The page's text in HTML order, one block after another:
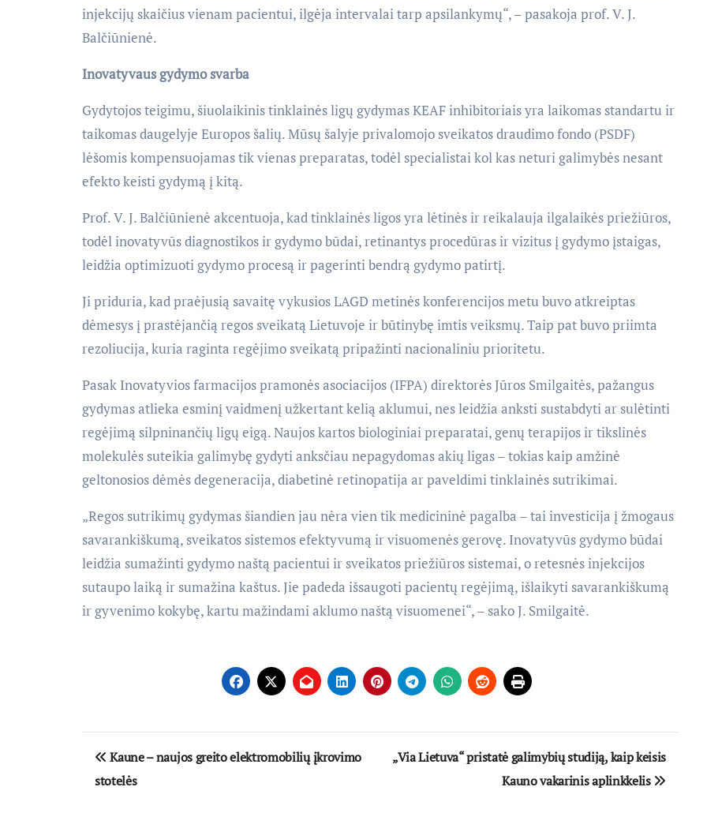
injekcijų skaičius vienam pacientui, ilgėja intervalai tarp apsilankymų“, – pasakoja prof. V. J.
Balčiūnienė.
Inovatyvaus gydymo svarba
Gydytojos teigimu, šiuolaikinis tinklainės ligų gydymas KEAF inhibitoriais yra laikomas standartu ir
taikomas daugelyje Europos šalių. Mūsų šalyje privalomojo sveikatos draudimo fondo (PSDF)
lėšomis kompensuojamas tik vienas preparatas, todėl specialistai kol kas neturi galimybės nesant
efekto keisti gydymą į kitą.
Prof. V. J. Balčiūnienė akcentuoja, kad tinklainės ligos yra lėtinės ir reikalauja ilgalaikės priežiūros,
todėl inovatyvūs diagnostikos ir gydymo būdai, retinantys procedūras ir vizitus į gydymo įstaigas,
leidžia optimizuoti gydymo procesą ir pagerinti bendrą gydymo patirtį.
Ji priduria, kad praėjusią savaitę vykusios LAGD metinės konferencijos metu buvo atkreiptas
dėmesys į prastėjančią regos sveikatą Lietuvoje ir būtinybę imtis veiksmų. Taip pat buvo priimta
rezoliucija, kuria raginta regėjimo sveikatą pripažinti nacionaliniu prioritetu.
Pasak Inovatyvios farmacijos pramonės asociacijos (IFPA) direktorės Jūros Smilgaitės, pažangus
gydymas atlieka esminį vaidmenį užkertant kelią aklumui, nes leidžia anksti sustabdyti ar sulėtinti
regėjimą silpninančių ligų eigą. Naujos kartos biologiniai preparatai, genų terapijos ir tikslinės
molekulės suteikia galimybę gydyti anksčiau nepagydomas akių ligas – tokias kaip amžinė
geltonosios dėmės degeneracija, diabetinė retinopatija ar paveldimi tinklainės sutrikimai.
„Regos sutrikimų gydymas šiandien jau nėra vien tik medicininė pagalba – tai investicija į žmogaus
savarankiškumą, sveikatos sistemos efektyvumą ir visuomenės gerovę. Inovatyvūs gydymo būdai
leidžia sumažinti gydymo naštą pacientui ir sveikatos priežiūros sistemai, o retesnės injekcijos
sutaupo laiką ir sumažina kaštus. Jie padeda išsaugoti pacientų regėjimą, išlaikyti savarankiškumą
ir gyvenimo kokybę, kartu mažindami aklumo naštą visuomenei“, – sako J. Smilgaitė.
Navigacija
tarp
Kaune – naujos greito elektromobilių įkrovimo
stotelės
„Via Lietuva“ pristatė galimybių studiją, kaip keisis
Kauno vakarinis aplinkkelis